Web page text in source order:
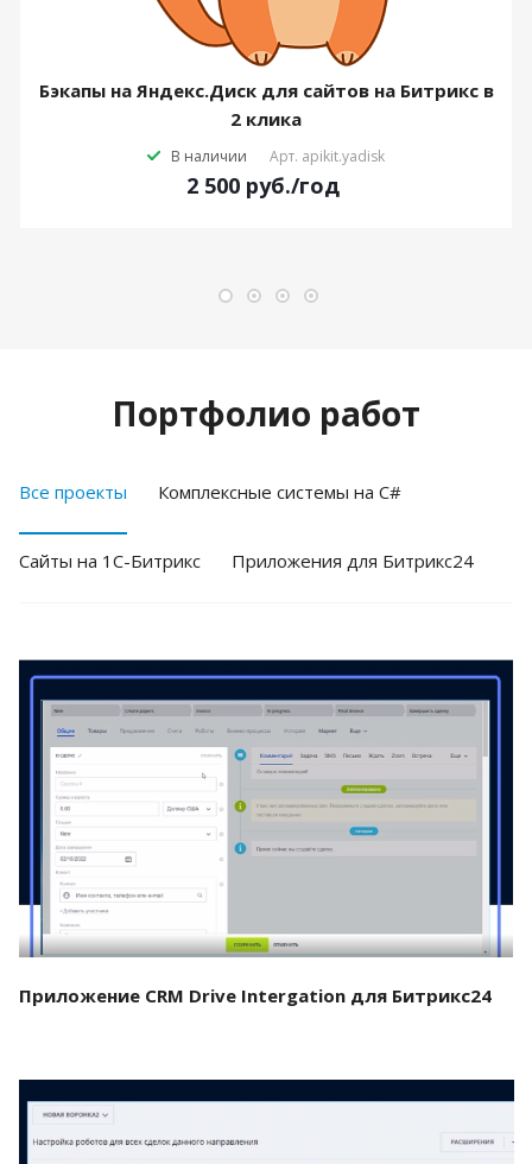
Бэкапы на Яндекс.Диск для сайтов на Битрикс в
2 клика
В наличии Арт. apikit.yadisk
2 500 руб./год
Портфолио работ
Все проекты Комплексные системы на C#
Cайты на 1С-Битрикс Приложения для Битрикс24
Смотреть проект
Приложение CRM Drive Intergation для Битрикс24